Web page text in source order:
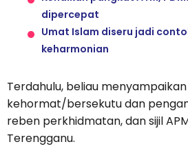
dipercepat
Umat Islam diseru jadi
keharmonian
Terdahulu, beliau
kehormat/bersekutu dan
reben perkhidmatan, dan sijil
Terengganu.